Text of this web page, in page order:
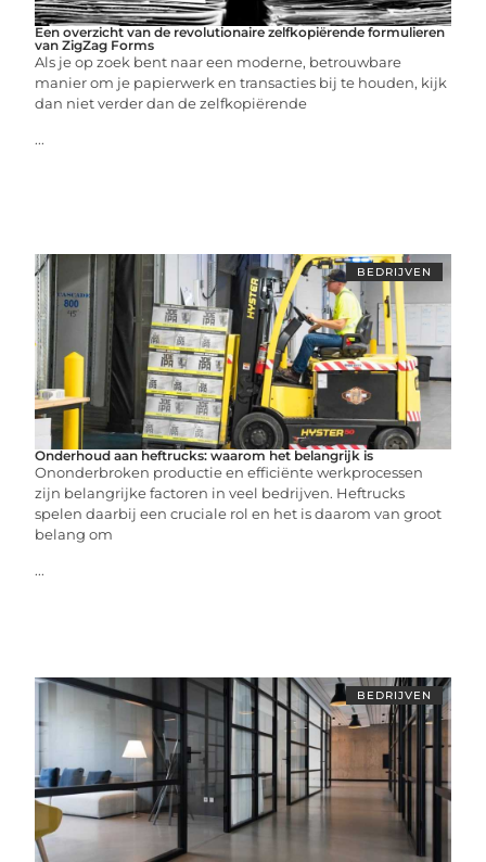
Een overzicht van de revolutionaire zelfkopiërende formulieren
van ZigZag Forms
Als je op zoek bent naar een moderne, betrouwbare
manier om je papierwerk en transacties bij te houden, kijk
dan niet verder dan de zelfkopiërende
...
BEDRIJVEN
Onderhoud aan heftrucks: waarom het belangrijk is
Ononderbroken productie en efficiënte werkprocessen
zijn belangrijke factoren in veel bedrijven. Heftrucks
spelen daarbij een cruciale rol en het is daarom van groot
belang om
...
BEDRIJVEN